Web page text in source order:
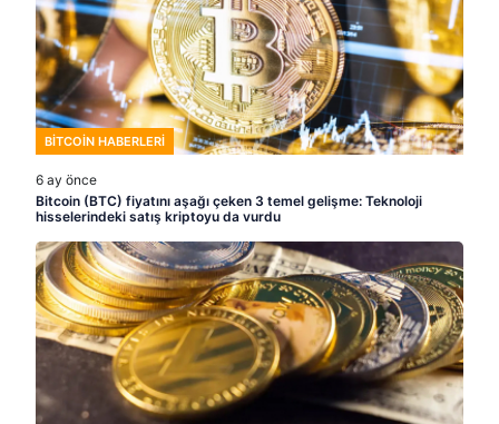
BITCOIN HABERLERI
6 ay önce
Bitcoin (BTC) fiyatını aşağı çeken 3 temel gelişme: Teknoloji
hisselerindeki satış kriptoyu da vurdu